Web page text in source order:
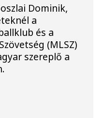
Dominik,
a
és a
(MLSZ)
szereplő a